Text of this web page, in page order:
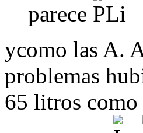
parece
ycomo las A.
problemas
65 litros como